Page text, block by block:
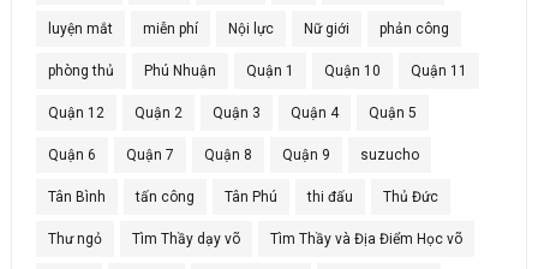
luyện mắt miễn phí Nội lực Nữ giới phản công
phòng thủ Phú Nhuận Quận 1 Quận 10 Quận 11
Quận 12 Quận 2 Quận 3 Quận 4 Quận 5
Quận 6 Quận 7 Quận 8 Quận 9 suzucho
Tân Bình tấn công Tân Phú thi đấu Thủ Đức
Thư ngỏ Tìm Thầy dạy võ Tìm Thầy và Địa Điểm Học võ